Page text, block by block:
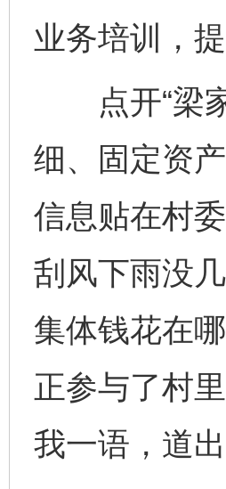
业务培训，
点开“梁家
细、固定资
信息贴在村
刮风下雨没
集体钱花在
正参与了村
我一语，道